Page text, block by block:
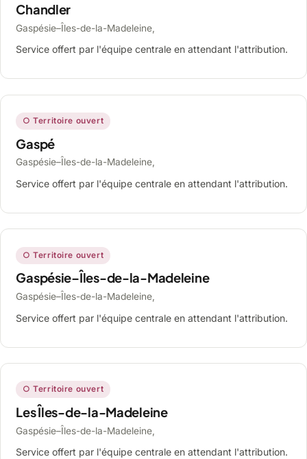
Chandler
Gaspésie–Îles-de-la-Madeleine,
Service offert par l'équipe centrale en attendant l'attribution.
○ Territoire ouvert
Gaspé
Gaspésie–Îles-de-la-Madeleine,
Service offert par l'équipe centrale en attendant l'attribution.
○ Territoire ouvert
Gaspésie–Îles-de-la-Madeleine
Gaspésie–Îles-de-la-Madeleine,
Service offert par l'équipe centrale en attendant l'attribution.
○ Territoire ouvert
Les Îles-de-la-Madeleine
Gaspésie–Îles-de-la-Madeleine,
Service offert par l'équipe centrale en attendant l'attribution.